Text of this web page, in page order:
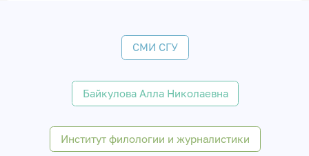
СМИ СГУ
Байкулова Алла Николаевна
Институт филологии и журналистики